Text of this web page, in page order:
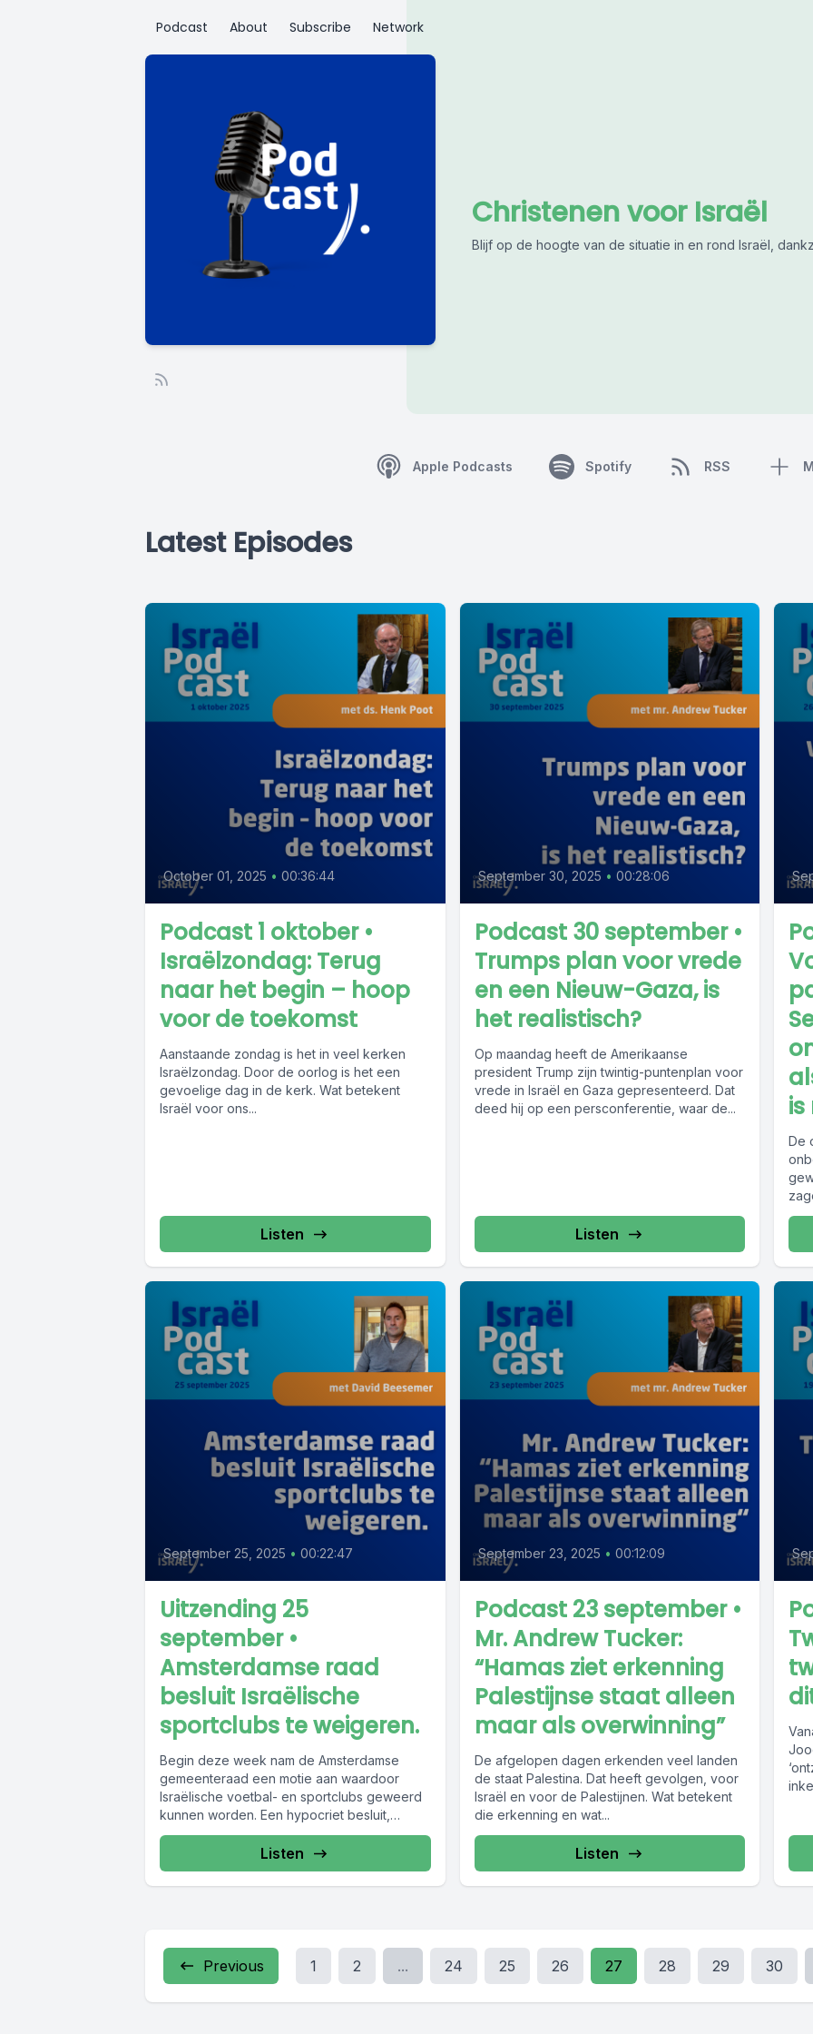
Podcast About Subscribe Network
Christenen voor Israël
Blijf op de hoogte van de situatie in en rond Israël,
Apple Podcasts Spotify RSS
Latest Episodes
October 01, 2025 • 00:36:44
Podcast 1 oktober •
Israëlzondag: Terug
naar het begin – hoop
voor de toekomst
Aanstaande zondag is het in veel kerken
Israëlzondag. Door de oorlog is het een
gevoelige dag in de kerk. Wat betekent
Israël voor ons...
Listen
September 30, 2025 • 00:28:06
Podcast 30 september •
Trumps plan voor vrede
en een Nieuw-Gaza, is
het realistisch?
Op maandag heeft de Amerikaanse
president Trump zijn twintig-puntenplan voor
vrede in Israël en Gaza gepresenteerd. Dat
deed hij op een persconferentie, waar de...
Listen
is
De
September 25, 2025 • 00:22:47
Uitzending 25
september •
Amsterdamse raad
besluit Israëlische
sportclubs te weigeren.
Begin deze week nam de Amsterdamse
gemeenteraad een motie aan waardoor
Israëlische voetbal- en sportclubs geweerd
kunnen worden. Een hypocriet besluit,
volgens David Beesemer,...
Listen
September 23, 2025 • 00:12:09
Podcast 23 september •
Mr. Andrew Tucker:
“Hamas ziet erkenning
Palestijnse staat alleen
maar als overwinning”
De afgelopen dagen erkenden veel landen
de staat Palestina. Dat heeft gevolgen, voor
Israël en voor de Palestijnen. Wat betekent
die erkenning en wat...
Listen
Previous 1 2 ... 24 25 26 27 28 29 30